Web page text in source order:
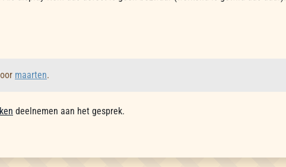
maarten.
deelnemen aan het gesprek.